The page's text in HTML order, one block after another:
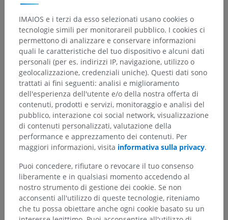
Gerarchia anatomica
Anatomia umana 2
Neuroanatomia umana
Sistema nervoso centrale>
Vasi sanguigni cerebrospinali>
IMAIOS e i terzi da esso selezionati usano cookies o
tecnologie simili per monitorareil pubblico. I cookies ci
permettono di analizzare e conservare informazioni
quali le caratteristiche del tuo dispositivo e alcuni dati
personali (per es. indirizzi IP, navigazione, utilizzo o
geolocalizzazione, credenziali uniche). Questi dati sono
trattati ai fini seguenti: analisi e miglioramento
dell'esperienza dell'utente e/o della nostra offerta di
contenuti, prodotti e servizi, monitoraggio e analisi del
pubblico, interazione coi social network, visualizzazione
di contenuti personalizzati, valutazione della
performance e apprezzamento dei contenuti. Per
maggiori informazioni, visita informativa sulla privacy.
Puoi concedere, rifiutare o revocare il tuo consenso
liberamente e in qualsiasi momento accedendo al
nostro strumento di gestione dei cookie. Se non
acconsenti all'utilizzo di queste tecnologie, riteniamo
che tu possa obiettare anche ogni cookie basato su un